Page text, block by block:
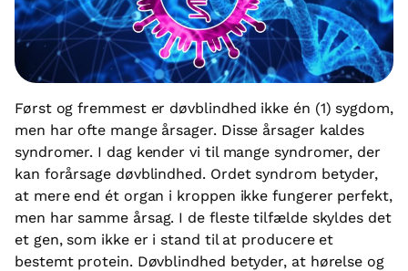
Først og fremmest er døvblindhed ikke én (1) sygdom,
men har ofte mange årsager. Disse årsager kaldes
syndromer. I dag kender vi til mange syndromer, der
kan forårsage døvblindhed. Ordet syndrom betyder,
at mere end ét organ i kroppen ikke fungerer perfekt,
men har samme årsag. I de fleste tilfælde skyldes det
et gen, som ikke er i stand til at producere et
bestemt protein. Døvblindhed betyder, at hørelse og